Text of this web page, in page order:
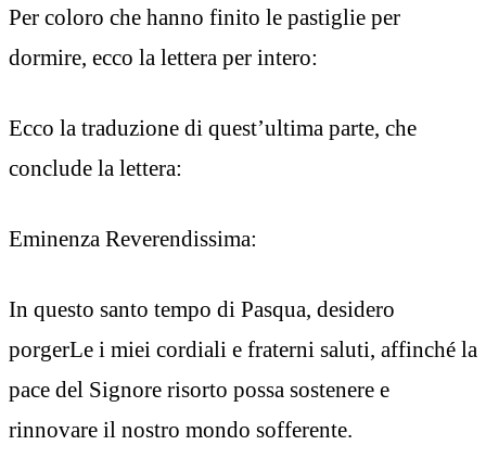
Per coloro che hanno finito le pastiglie per
dormire, ecco la lettera per intero:
Ecco la traduzione di quest’ultima parte, che
conclude la lettera:
Eminenza Reverendissima:
In questo santo tempo di Pasqua, desidero
porgerLe i miei cordiali e fraterni saluti, affinché la
pace del Signore risorto possa sostenere e
rinnovare il nostro mondo sofferente.